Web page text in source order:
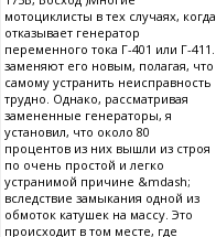
мотоциклисты в тех случаях, когда
отказывает генератор
переменного тока Г-401 или Г-411.
заменяют его новым, полагая, что
самому устранить неисправность
трудно. Однако, рассматривая
замененные генераторы, я
установил, что около 80
процентов из них вышли из строя
по очень простой и легко
устранимой причине &mdash;
вследствие замыкания одной из
обмоток катушек на массу. Это
происходит в том месте, где